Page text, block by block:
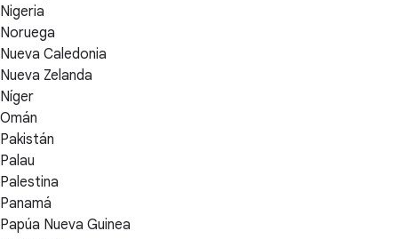
Nigeria
Noruega
Nueva Caledonia
Nueva Zelanda
Níger
Omán
Pakistán
Palau
Palestina
Panamá
Papúa Nueva Guinea